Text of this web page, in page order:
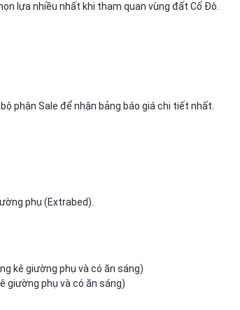
lựa nhiều nhất khi tham quan vùng đất Cố Đô.
phận Sale để nhận bảng báo giá chi tiết nhất.
phụ (Extrabed).
kê giường phụ và có ăn sáng)
giường phụ và có ăn sáng)